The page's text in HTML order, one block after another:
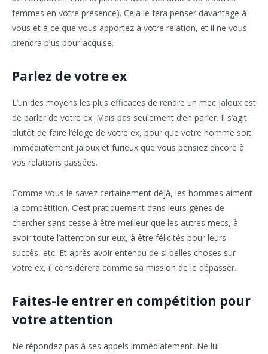
femmes en votre présence). Cela le fera penser davantage à
vous et à ce que vous apportez à votre relation, et il ne vous
prendra plus pour acquise.
Parlez de votre ex
L’un des moyens les plus efficaces de rendre un mec jaloux est
de parler de votre ex. Mais pas seulement d’en parler. Il s’agit
plutôt de faire l’éloge de votre ex, pour que votre homme soit
immédiatement jaloux et furieux que vous pensiez encore à
vos relations passées.
Comme vous le savez certainement déjà, les hommes aiment
la compétition. C’est pratiquement dans leurs gènes de
chercher sans cesse à être meilleur que les autres mecs, à
avoir toute l’attention sur eux, à être félicités pour leurs
succès, etc. Et après avoir entendu de si belles choses sur
votre ex, il considérera comme sa mission de le dépasser.
Faites-le entrer en compétition pour
votre attention
Ne répondez pas à ses appels immédiatement. Ne lui